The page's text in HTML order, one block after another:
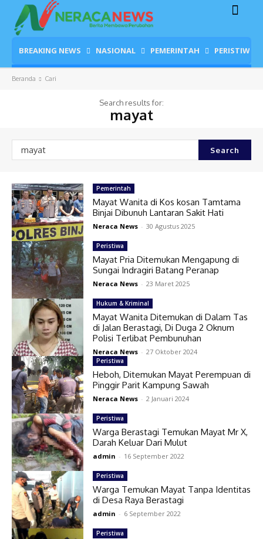
BREAKING NEWS NASIONAL PEMERINTAH PERISTIWA
Beranda Cari
Search results for:
mayat
Search
Pemerintah
Mayat Wanita di Kos kosan Tamtama
Binjai Dibunuh Lantaran Sakit Hati
Neraca News - 30 Agustus 2025
Peristiwa
Mayat Pria Ditemukan Mengapung di
Sungai Indragiri Batang Peranap
Neraca News - 23 Maret 2025
Hukum & Kriminal
Mayat Wanita Ditemukan di Dalam Tas
di Jalan Berastagi, Di Duga 2 Oknum
Polisi Terlibat Pembunuhan
Neraca News - 27 Oktober 2024
Peristiwa
Heboh, Ditemukan Mayat Perempuan di
Pinggir Parit Kampung Sawah
Neraca News - 2 Januari 2024
Peristiwa
Warga Berastagi Temukan Mayat Mr X,
Darah Keluar Dari Mulut
admin - 16 September 2022
Peristiwa
Warga Temukan Mayat Tanpa Identitas
di Desa Raya Berastagi
admin - 6 September 2022
Peristiwa